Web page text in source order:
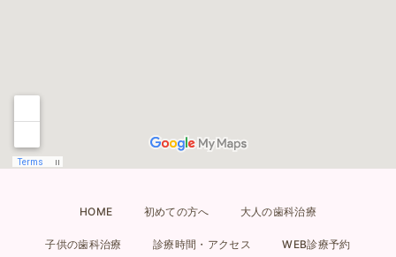
HOME 初めての方へ 大人の歯科治療
子供の歯科治療 診療時間・アクセス WEB診療予約